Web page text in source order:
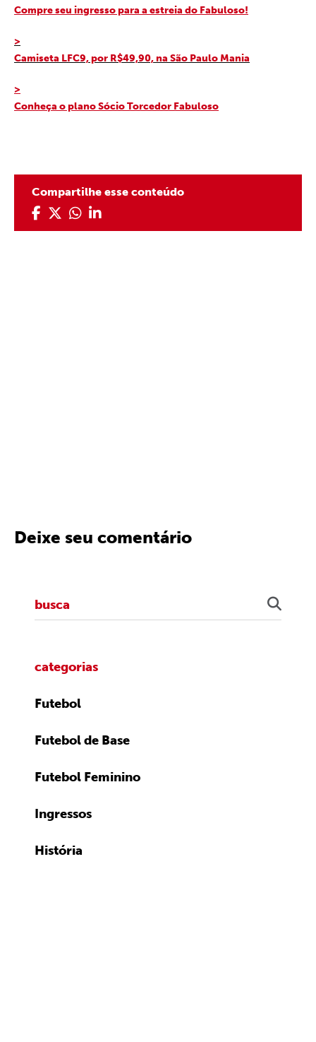
Compre seu ingresso para a estreia do Fabuloso!
>
Camiseta LFC9, por R$49,90, na São Paulo Mania
>
Conheça o plano Sócio Torcedor Fabuloso
Compartilhe esse conteúdo
Deixe seu comentário
categorias
Futebol
Futebol de Base
Futebol Feminino
Ingressos
História